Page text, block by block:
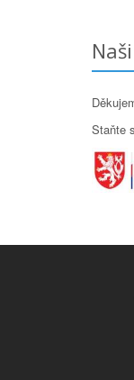
Staňte